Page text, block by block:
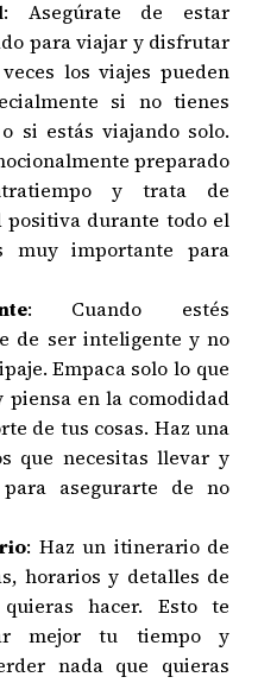
: Asegúrate de estar
para viajar y disfrutar
los viajes pueden
si no tienes
si estás viajando solo.
preparado
y trata de
durante todo el
muy importante para
: Cuando estés
de ser inteligente y no
Empaca solo lo que
piensa en la comodidad
de tus cosas. Haz una
que necesitas llevar y
asegurarte de no
: Haz un itinerario de
horarios y detalles de
hacer. Esto te
mejor tu tiempo y
nada que quieras